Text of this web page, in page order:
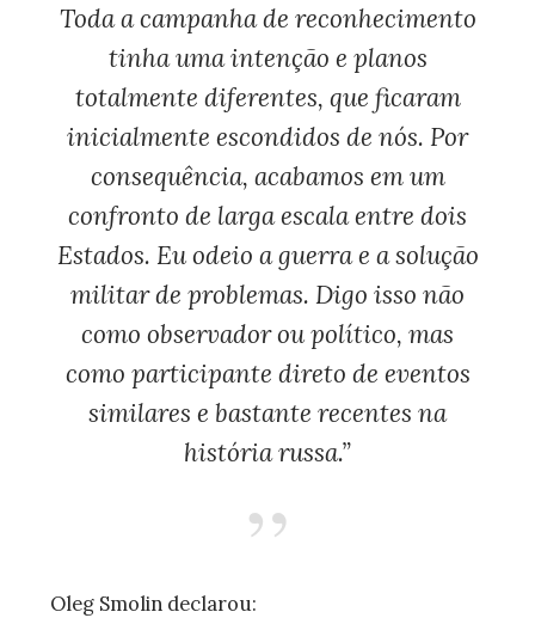
Toda a campanha de reconhecimento
tinha uma intenção e planos
totalmente diferentes, que ficaram
inicialmente escondidos de nós. Por
consequência, acabamos em um
confronto de larga escala entre dois
Estados. Eu odeio a guerra e a solução
militar de problemas. Digo isso não
como observador ou político, mas
como participante direto de eventos
similares e bastante recentes na
história russa.”
Oleg Smolin declarou: